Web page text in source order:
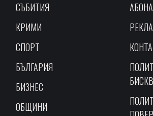
СЪБИТИЯ
КРИМИ
СПОРТ
БЪЛГАРИЯ
БИЗНЕС
ОБЩИНИ